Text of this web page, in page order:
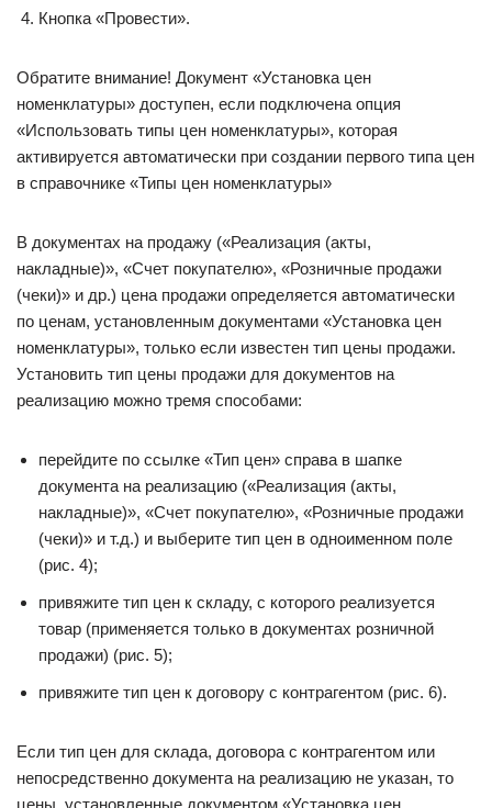
Кнопка «Провести».
Обратите внимание! Документ «Установка цен
номенклатуры» доступен, если подключена опция
«Использовать типы цен номенклатуры», которая
активируется автоматически при создании первого типа цен
в справочнике «Типы цен номенклатуры»
В документах на продажу («Реализация (акты,
накладные)», «Счет покупателю», «Розничные продажи
(чеки)» и др.) цена продажи определяется автоматически
по ценам, установленным документами «Установка цен
номенклатуры», только если известен тип цены продажи.
Установить тип цены продажи для документов на
реализацию можно тремя способами:
перейдите по ссылке «Тип цен» справа в шапке
документа на реализацию («Реализация (акты,
накладные)», «Счет покупателю», «Розничные продажи
(чеки)» и т.д.) и выберите тип цен в одноименном поле
(рис. 4);
привяжите тип цен к складу, с которого реализуется
товар (применяется только в документах розничной
продажи) (рис. 5);
привяжите тип цен к договору с контрагентом (рис. 6).
Если тип цен для склада, договора с контрагентом или
непосредственно документа на реализацию не указан, то
цены, установленные документом «Установка цен